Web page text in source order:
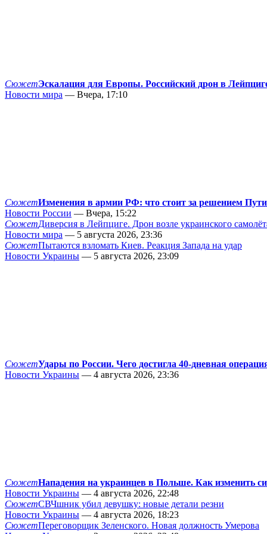
СюжетЭскалация для Европы. Российский дрон в
Новости мира — Вчера, 17:10
СюжетИзменения в армии РФ: что стоит за решением
Новости России — Вчера, 15:22
СюжетДиверсия в Лейпциге. Дрон возле украинского
Новости мира — 5 августа 2026, 23:36
СюжетПытаются взломать Киев. Реакция Запада на удар
Новости Украины — 5 августа 2026, 23:09
СюжетУдары по России. Чего достигла 40-дневная
Новости Украины — 4 августа 2026, 23:36
СюжетНападения на украинцев в Польше. Как изменить
Новости Украины — 4 августа 2026, 22:48
СюжетСВЧшник убил девушку: новые детали резни
Новости Украины — 4 августа 2026, 18:23
СюжетПереговорщик Зеленского. Новая должность Умерова